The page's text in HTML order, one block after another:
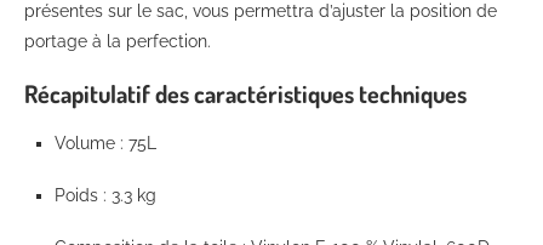
présentes sur le sac, vous permettra d’ajuster la position de
portage à la perfection.
Récapitulatif des caractéristiques techniques
Volume : 75L
Poids : 3.3 kg